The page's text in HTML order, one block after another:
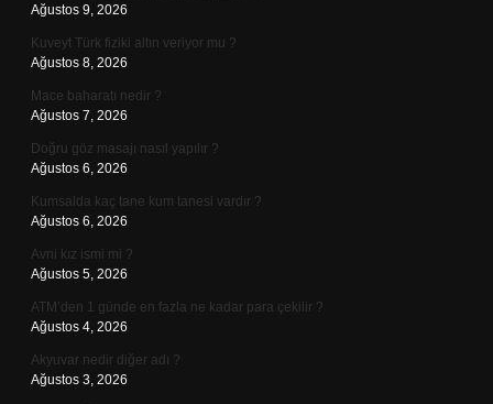
Ağustos 9, 2026
Kuveyt Türk fiziki altın veriyor mu ?
Ağustos 8, 2026
Mace baharatı nedir ?
Ağustos 7, 2026
Doğru göz masajı nasıl yapılır ?
Ağustos 6, 2026
Kumsalda kaç tane kum tanesi vardır ?
Ağustos 6, 2026
Avni kız ismi mi ?
Ağustos 5, 2026
ATM’den 1 günde en fazla ne kadar para çekilir ?
Ağustos 4, 2026
Akyuvar nedir diğer adı ?
Ağustos 3, 2026